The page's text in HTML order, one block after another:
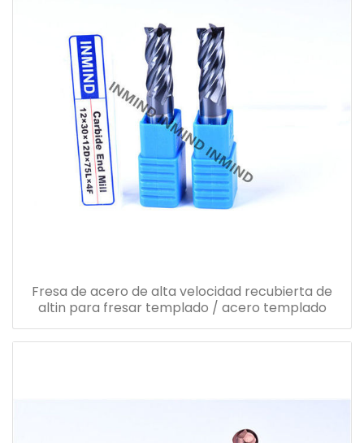
Fresa de acero de alta velocidad recubierta de
altin para fresar templado / acero templado